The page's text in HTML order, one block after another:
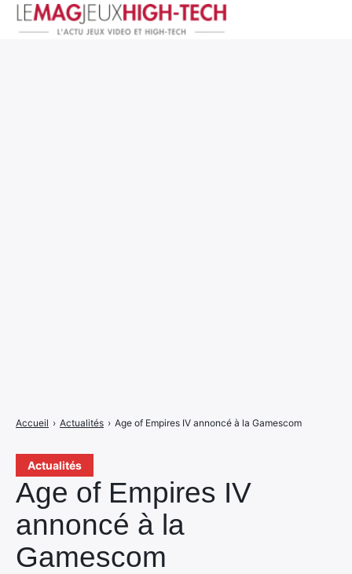
Actualités
Age of Empires IV
annoncé à la
Gamescom
Accueil › Actualités › Age of Empires IV annoncé à la Gamescom